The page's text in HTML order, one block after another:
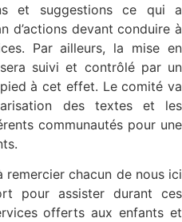
et suggestions ce qui a
d’actions devant conduire à
Par ailleurs, la mise en
suivi et contrôlé par un
à cet effet. Le comité va
des textes et les
communautés pour une
remercier chacun de nous ici
pour assister durant ces
offerts aux enfants et